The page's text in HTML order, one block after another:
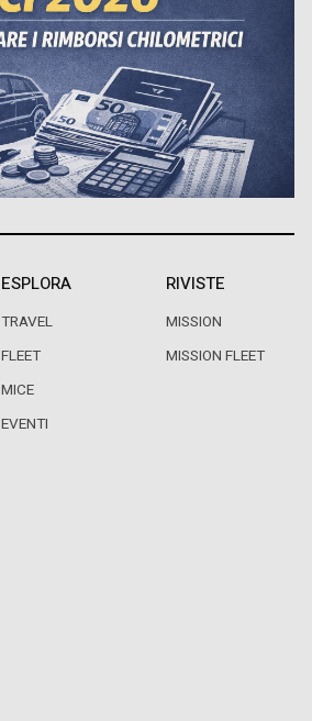
ESPLORA
TRAVEL
FLEET
MICE
EVENTI
RIVISTE
MISSION
MISSION FLEET